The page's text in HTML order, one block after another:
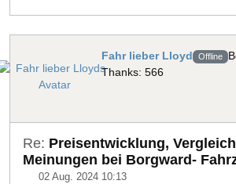
Fahr lieber Lloyd Offline
Thanks: 566
Re: Preisentwicklung,
Meinungen bei Borgward-
02 Aug. 2024 10:13